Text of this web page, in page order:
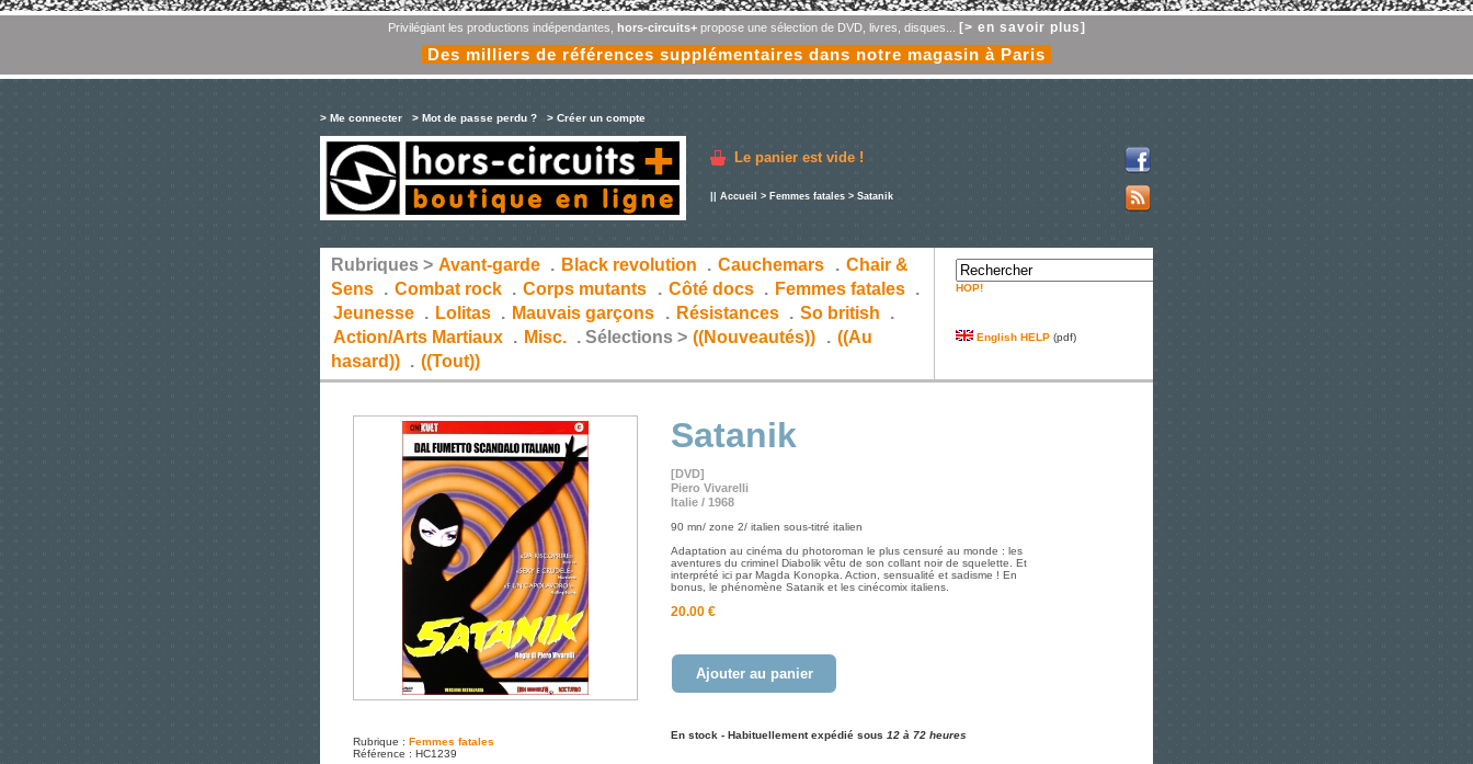
Privilégiant les productions indépendantes, hors-circuits+propose une sélection de DVD, livres, disques... [> en savoir plus]
Des milliers de références supplémentaires dans notre magasin à Paris
> Me connecter > Mot de passe perdu ? > Créer un compte
Le panier est vide !
Accueil > Femmes fatales > Satanik
Rubriques > Avant-garde . Black revolution . Cauchemars . Chair &
Sens . Combat rock . Corps mutants . Côté docs . Femmes fatales
.
Jeunesse . Lolitas . Mauvais garçons . Résistances . So british
.
Action/Arts Martiaux . Misc. .Sélections > ((Nouveautés)) . ((Au
hasard)) . ((Tout))
HOP!
English HELP (pdf)
Rubrique : Femmes fatales
Référence : HC1239
Satanik
[DVD]
Piero Vivarelli
Italie / 1968
90 mn/ zone 2/ italien sous-titré italien
Adaptation au cinéma du photoroman le plus censuré au monde : les
aventures du criminel Diabolik vêtu de son collant noir de squelette. Et
interprété ici par Magda Konopka. Action, sensualité et sadisme ! En
bonus, le phénomène Satanik et les cinécomix italiens.
20.00 €
Ajouter au panier
En stock - Habituellement expédié sous 12 à 72 heures